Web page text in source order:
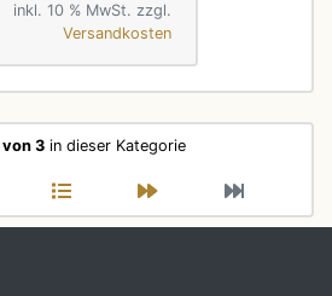
inkl. 10 % MwSt. zzgl.
Versandkosten
von 3 in dieser Kategorie